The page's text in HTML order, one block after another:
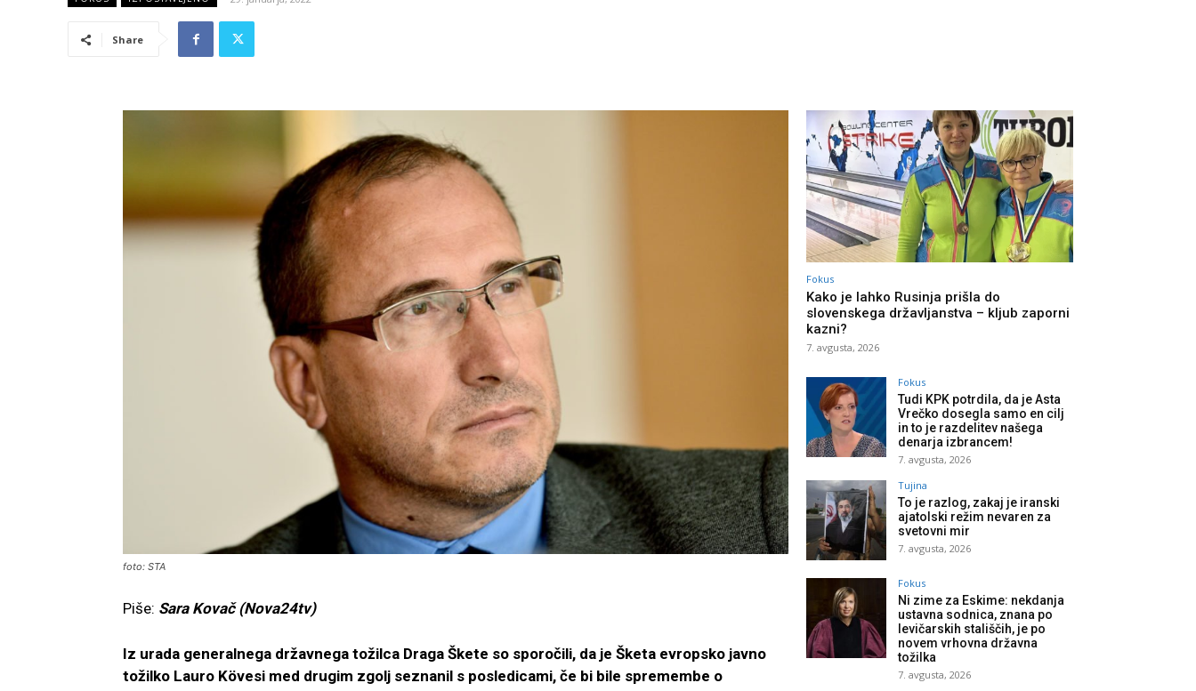
Share
foto: STA
Piše: Sara Kovač (Nova24tv)
Iz urada generalnega državnega tožilca Draga Škete so sporočili, da je Šketa evropsko javno
tožilko Lauro Kövesi med drugim zgolj seznanil s posledicami, če bi bile spremembe o
Fokus
Kako je lahko Rusinja prišla do
slovenskega državljanstva – kljub zaporni
kazni?
7. avgusta, 2026
Fokus
Tudi KPK potrdila, da je Asta
Vrečko dosegla samo en cilj
in to je razdelitev našega
denarja izbrancem!
7. avgusta, 2026
Tujina
To je razlog, zakaj je iranski
ajatolski režim nevaren za
svetovni mir
7. avgusta, 2026
Fokus
Ni zime za Eskime: nekdanja
ustavna sodnica, znana po
levičarskih stališčih, je po
novem vrhovna državna
tožilka
7. avgusta, 2026